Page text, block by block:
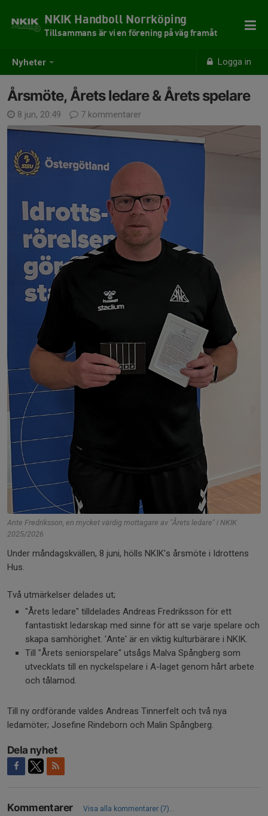
Nyheter Logga in
NKIK Handboll Norrköping
Tillsammans är vi en förening på väg framåt
Årsmöte, Årets ledare & Årets spelare
8 jun, 20:49 7 kommentarer
Ante Fredriksson, en mycket värdig mottagare av "Årets ledare" i NKIK
2025/2026
Under måndagskvällen, 8 juni, hölls NKIK's årsmöte i Idrottens
Hus.
Två utmärkelser delades ut;
"Årets ledare" tilldelades Andreas Fredriksson för ett
fantastiskt ledarskap med sinne för att se varje spelare och
skapa samhörighet. 'Ante' är en viktig kulturbärare i NKIK.
Till "Årets seniorspelare" utsågs Malva Spångberg som
utvecklats till en nyckelspelare i A-laget genom hårt arbete
och tålamod.
Till ny ordförande valdes Andreas Tinnerfelt och två nya
ledamöter; Josefine Rindeborn och Malin Spångberg.
Dela nyhet
Kommentarer Visa alla kommentarer (7)...